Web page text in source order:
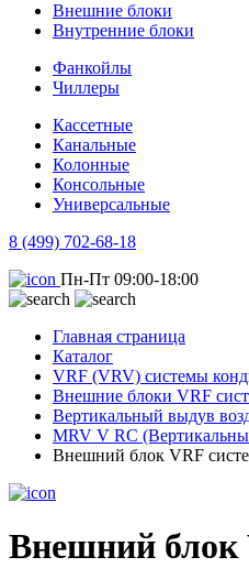
Внешние блоки
Внутренние блоки
Фанкойлы
Чиллеры
Кассетные
Канальные
Колонные
Консольные
Универсальные
8 (499) 702-68-18
Пн-Пт 09:00-18:00
Главная страница
Каталог
VRF (VRV) системы
Внешние блоки VRF
Вертикальный выдув
MRV V RC
Внешний блок VRF
Внешний блок